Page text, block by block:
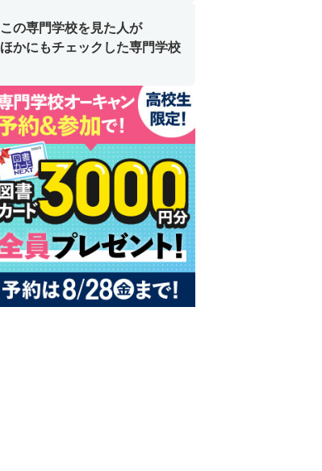
この専門学校を見た人が
ほかにもチェックした専門学校